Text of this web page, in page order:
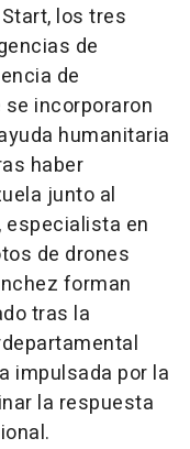
los tres
de
de
incorporaron
humanitaria
haber
junto al
especialista en
de drones
forman
tras la
impulsada por la
la respuesta